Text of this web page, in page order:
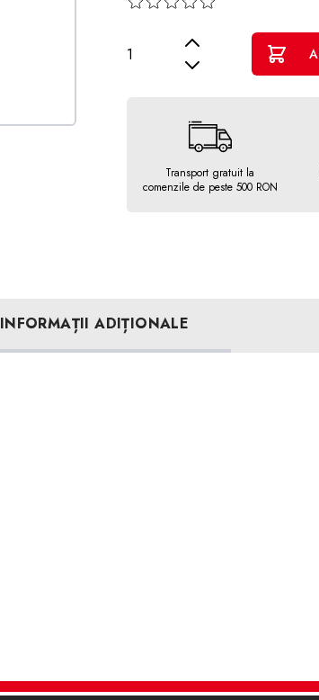
Transport gratuit la
comenzile de peste 500 RON
INFORMAȚII ADIȚIONALE